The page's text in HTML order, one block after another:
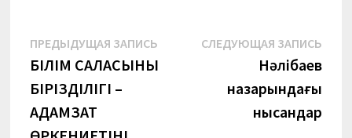
Навигация
по
записям
ПРЕДЫДУЩАЯ ЗАПИСЬПредыдущая
запись:
БІЛІМ САЛАСЫНЫҢ
БІРІЗДІЛІГІ –
АДАМЗАТ
СЛЕДУЮЩАЯ ЗАПИСЬ
Нәлібаев
назарындағы
нысандар